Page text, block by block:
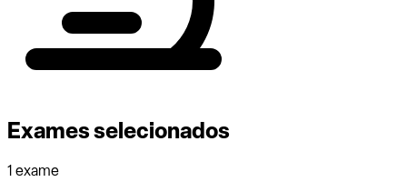
Exames selecionados
1 exame